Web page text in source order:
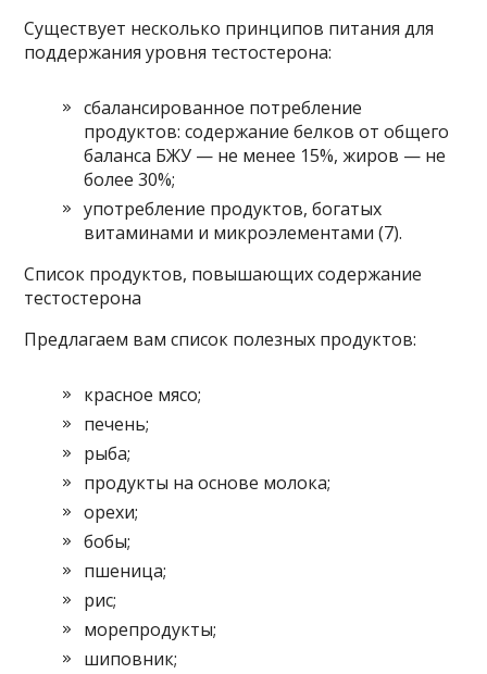
Существует несколько принципов питания для
поддержания уровня тестостерона:
сбалансированное потребление
продуктов: содержание белков от общего
баланса БЖУ — не менее 15%, жиров — не
более 30%;
употребление продуктов, богатых
витаминами и микроэлементами (7).
Список продуктов, повышающих содержание
тестостерона
Предлагаем вам список полезных продуктов:
красное мясо;
печень;
рыба;
продукты на основе молока;
орехи;
бобы;
пшеница;
рис;
морепродукты;
шиповник;